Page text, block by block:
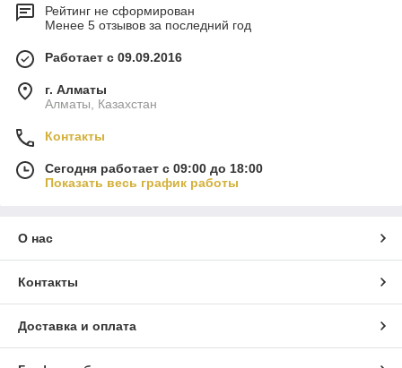
Рейтинг не сформирован
Менее 5 отзывов за последний год
Работает с 09.09.2016
г. Алматы
Алматы, Казахстан
Контакты
Сегодня работает с 09:00 до 18:00
Показать весь график работы
О нас
Контакты
Доставка и оплата